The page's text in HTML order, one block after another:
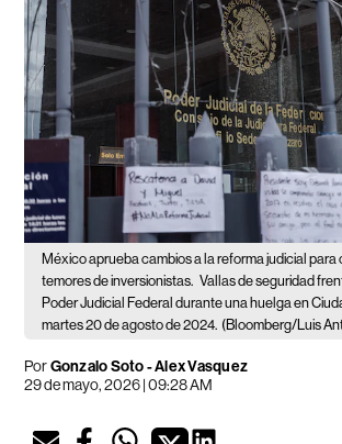
México aprueba cambios a la reforma judicial para
temores de inversionistas. Vallas de seguridad
Poder Judicial Federal durante una huelga en
martes 20 de agosto de 2024. (Bloomberg/Luis
PorGonzalo Soto - Alex Vasquez
29 de mayo, 2026 | 09:28 AM